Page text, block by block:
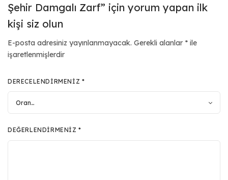
Şehir Damgalı Zarf” için yorum yapan ilk
kişi siz olun
E-posta adresiniz yayınlanmayacak. Gerekli alanlar * ile
işaretlenmişlerdir
DERECELENDIRMENIZ *
DEĞERLENDIRMENIZ*